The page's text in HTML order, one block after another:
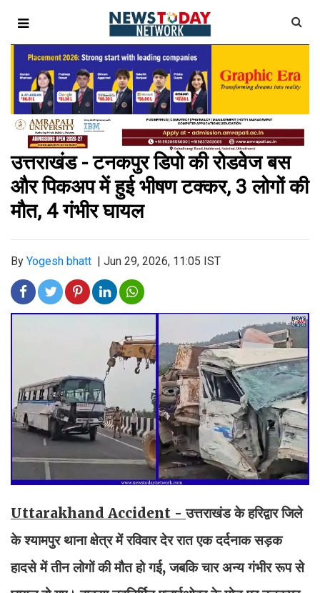
उत्तराखंड - टनकपुर डिपो की रोडवेज बस
और पिकअप में हुई भीषण टक्कर, 3 लोगों की
मौत, 4 गंभीर घायल
By Yogesh bhatt Jun 29, 2026, 11:05 IST
Uttarakhand Accident -उत्तराखंड के हरिद्वार जिले
के श्यामपुर थाना क्षेत्र में रविवार देर रात एक दर्दनाक सड़क
हादसे में तीन लोगों की मौत हो गई, जबकि चार अन्य गंभीर रूप से